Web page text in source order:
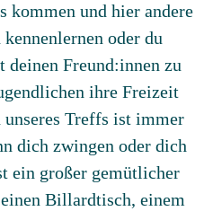
kommen und hier andere
oder du
Freund:innen zu
ihre Freizeit
Treffs ist immer
dich zwingen oder dich
ein großer gemütlicher
Billardtisch, einem